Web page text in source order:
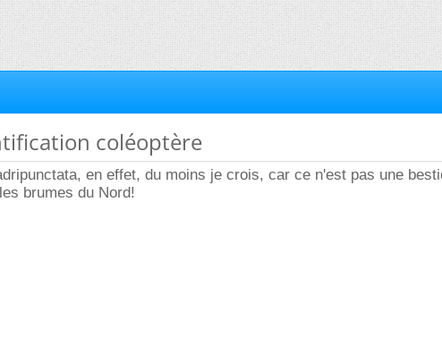
coléoptère
en effet, du moins je crois, car ce n'est pas une
brumes du Nord!